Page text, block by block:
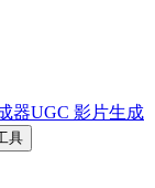
器UGC 影片生成
具